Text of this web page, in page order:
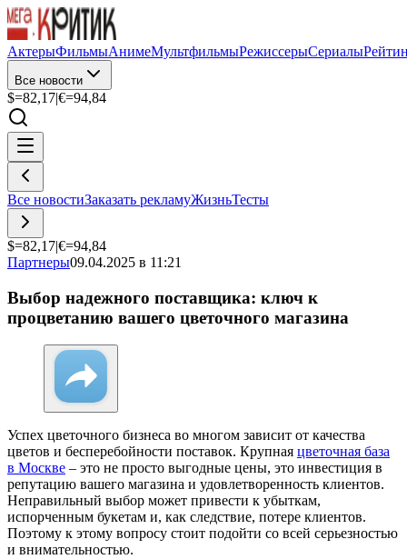
АктерыФильмыАнимеМультфильмыРежиссерыСериалы
Все новости
$=82,17|€=94,84
Все новостиЗаказать рекламуЖизньТесты
$=82,17|€=94,84
Партнеры09.04.2025 в 11:21
Выбор надежного поставщика: ключ к
процветанию вашего цветочного магазина
Успех цветочного бизнеса во многом зависит от качества
цветов и бесперебойности поставок. Крупная цветочная база
в Москве – это не просто выгодные цены, это инвестиция в
репутацию вашего магазина и удовлетворенность клиентов.
Неправильный выбор может привести к убыткам,
испорченным букетам и, как следствие, потере клиентов.
Поэтому к этому вопросу стоит подойти со всей серьезностью
и внимательностью.